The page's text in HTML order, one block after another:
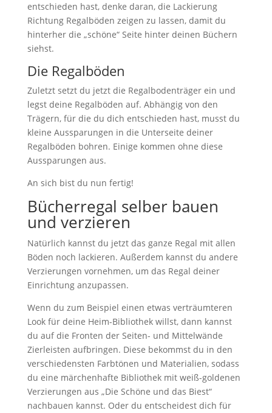
entschieden hast, denke daran, die Lackierung
Richtung Regalböden zeigen zu lassen, damit du
hinterher die „schöne“ Seite hinter deinen Büchern
siehst.
Die Regalböden
Zuletzt setzt du jetzt die Regalbodenträger ein und
legst deine Regalböden auf. Abhängig von den
Trägern, für die du dich entschieden hast, musst du
kleine Aussparungen in die Unterseite deiner
Regalböden bohren. Einige kommen ohne diese
Aussparungen aus.
An sich bist du nun fertig!
Bücherregal selber bauen
und verzieren
Natürlich kannst du jetzt das ganze Regal mit allen
Böden noch lackieren. Außerdem kannst du andere
Verzierungen vornehmen, um das Regal deiner
Einrichtung anzupassen.
Wenn du zum Beispiel einen etwas verträumteren
Look für deine Heim-Bibliothek willst, dann kannst
du auf die Fronten der Seiten- und Mittelwände
Zierleisten aufbringen. Diese bekommst du in den
verschiedensten Farbtönen und Materialien, sodass
du eine märchenhafte Bibliothek mit weiß-goldenen
Verzierungen aus „Die Schöne und das Biest“
nachbauen kannst. Oder du entscheidest dich für